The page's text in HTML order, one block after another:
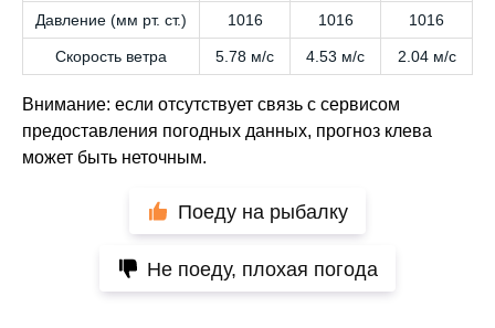
Давление (мм рт. ст.) 1016 1016 1016
Скорость ветра 5.78 м/с 4.53 м/с 2.04 м/с
Внимание: если отсутствует связь с сервисом
предоставления погодных данных, прогноз клева
может быть неточным.
Поеду на рыбалку
Не поеду, плохая погода